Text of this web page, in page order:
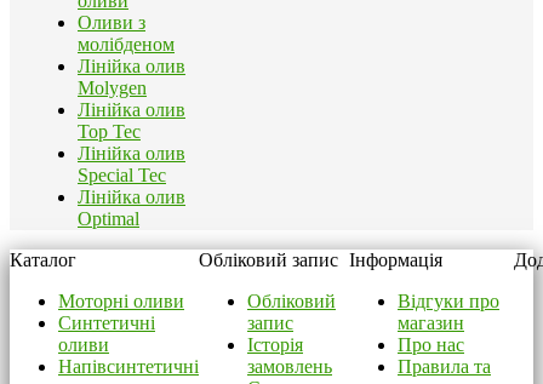
Оливи з
молібденом
Лінійка олив
Molygen
Лінійка олив
Top Tec
Лінійка олив
Special Tec
Лінійка олив
Optimal
Каталог
Моторні оливи
Синтетичні
оливи
Напівсинтетичні
Обліковий запис
Обліковий
запис
Історія
замовлень
Інформація
Відгуки про
магазин
Про нас
Правила та